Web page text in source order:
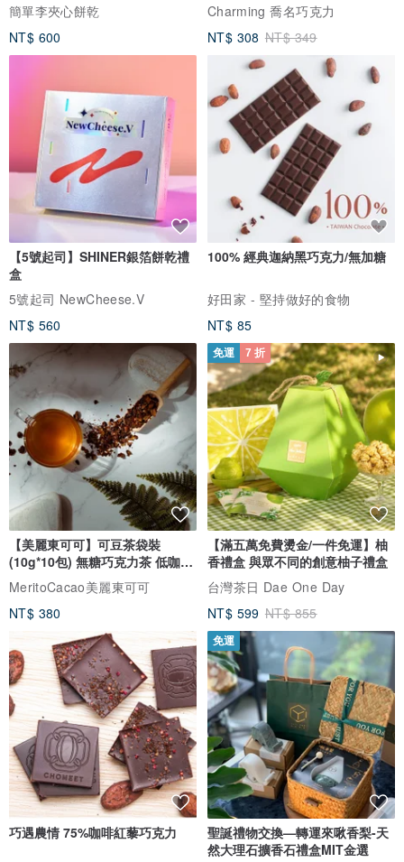
簡單李夾心餅乾
NT$ 600
Charming 喬名巧克力
NT$ 308 NT$ 349
【5號起司】SHINER銀箔餅乾禮
盒
5號起司 NewCheese.V
NT$ 560
100% 經典迦納黑巧克力/無加糖
好田家 - 堅持做好的食物
NT$ 85
【美麗東可可】可豆茶袋裝
(10g*10包) 無糖巧克力茶 低咖啡
因
MeritoCacao美麗東可可
NT$ 380
免運 7 折
【滿五萬免費燙金/一件免運】柚
香禮盒 與眾不同的創意柚子禮盒
台灣茶日 Dae One Day
NT$ 599 NT$ 855
巧遇農情 75%咖啡紅藜巧克力
免運
聖誕禮物交換—轉運來啾香梨-天
然大理石擴香石禮盒MIT金選